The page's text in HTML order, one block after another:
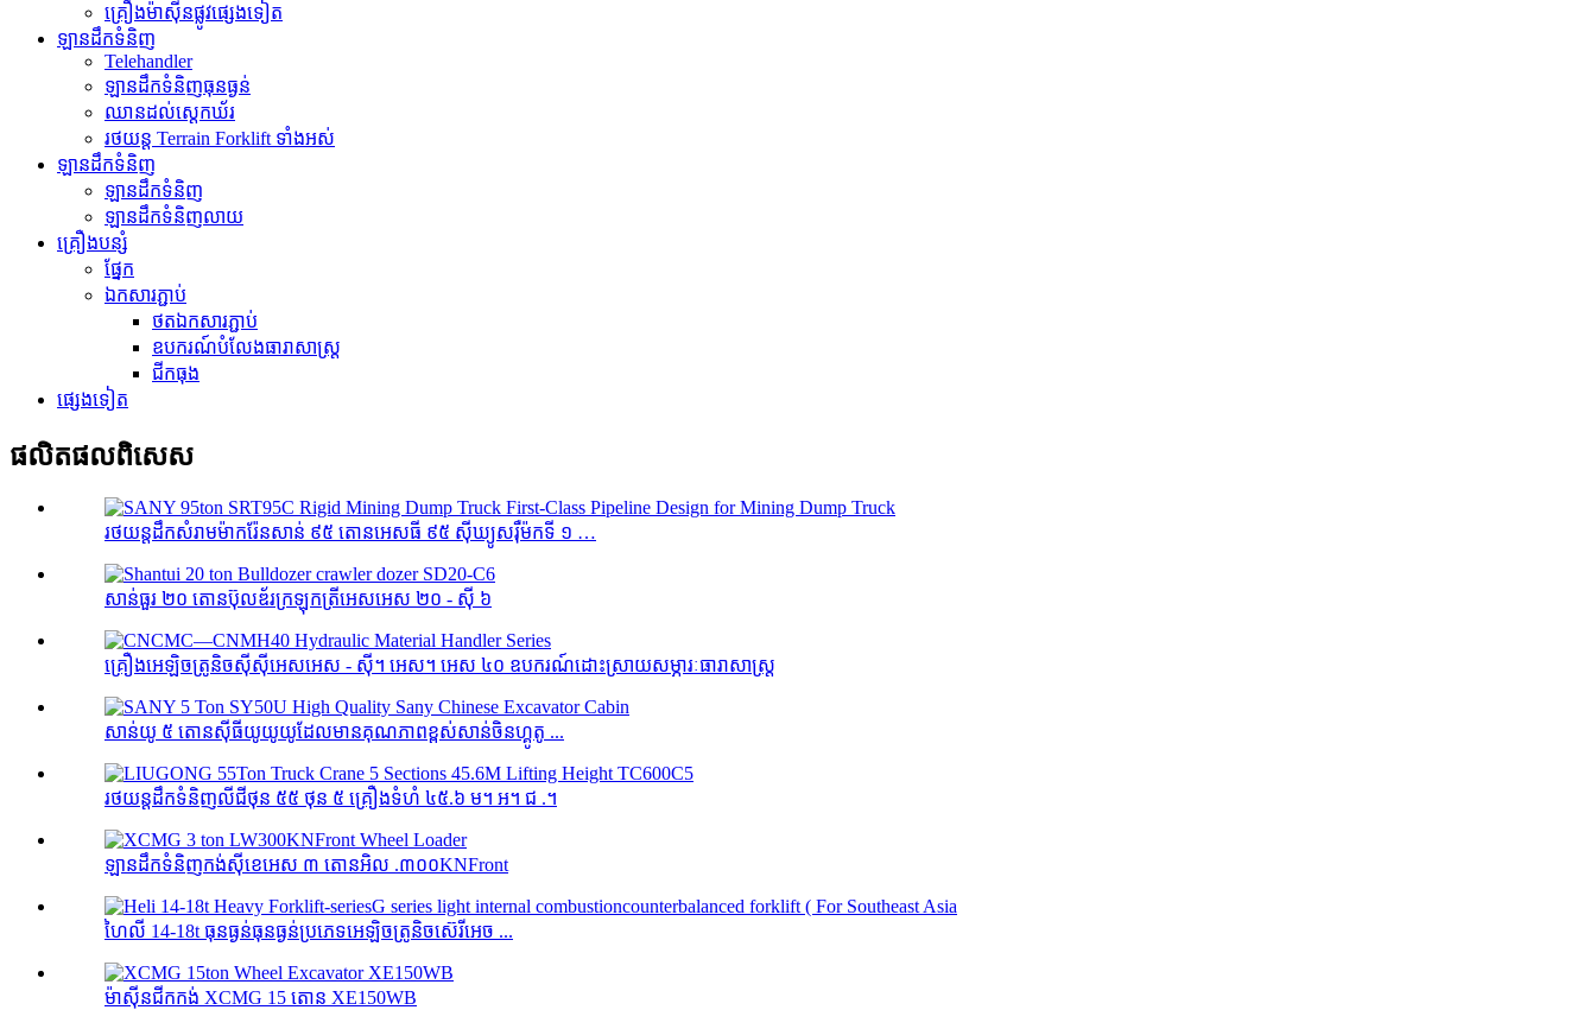
គ្រឿងម៉ាស៊ីនផ្លូវផ្សេងទៀត
ឡានដឹកទំនិញ
Telehandler
ឡានដឹកទំនិញធុនធ្ងន់
ឈានដល់ស្តេកឃ័រ
រថយន្ត Terrain Forklift ទាំងអស់
ឡានដឹកទំនិញ
ឡានដឹកទំនិញ
ឡានដឹកទំនិញលាយ
គ្រឿងបន្សំ
ផ្នែក
ឯកសារភ្ជាប់
ថតឯកសារភ្ជាប់
ឧបករណ៍បំលែងធារាសាស្ត្រ
ជីកធុង
ផ្សេងទៀត
ផលិតផល​ពិសេស
រថយន្តដឹកសំរាមម៉ាករ៉ែនសាន់ ៩៥ តោនអេសធី ៩៥ ស៊ីឃ្យូសរ៉ឺម៉កទី ១ …
សាន់ធួរ ២០ តោនប៊ុលឌ័រក្រឡុកត្រីអេសអេស ២០ - ស៊ី ៦
គ្រឿងអេឡិចត្រូនិចស៊ីស៊ីអេសអេស - ស៊ី។ អេស។ អេស ៤០ ឧបករណ៍ដោះស្រាយសម្ភារៈធារាសាស្ត្រ
សាន់យូ ៥ តោនស៊ីធីយូយូយូដែលមានគុណភាពខ្ពស់សាន់ចិនហ្គូតូ ...
រថយន្ដដឹកទំនិញលីជីថុន ៥៥ ថុន ៥ គ្រឿងទំហំ ៤៥.៦ ម។ អ។ ជ .។
ឡានដឹកទំនិញកង់ស៊ីខេអេស ៣ តោនអិល .៣០០KNFront
ហៃលី 14-18t ធុនធ្ងន់ធុនធ្ងន់ប្រភេទអេឡិចត្រូនិចស៊េរីអេច ...
ម៉ាស៊ីនជីកកង់ XCMG 15 តោន XE150WB